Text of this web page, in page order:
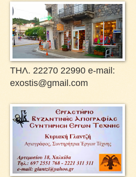
ΤΗΛ. 22270 22990 e-mail:
exostis@gmail.com